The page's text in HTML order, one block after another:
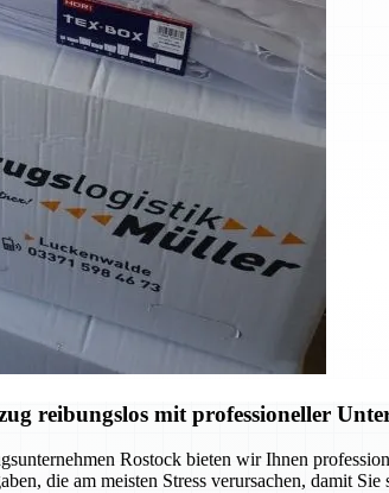
reibungslos mit professioneller
Rostock bieten wir Ihnen
die am meisten Stress verursachen, damit